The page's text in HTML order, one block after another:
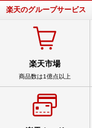
楽天のグループサービス
楽天市場
商品数は1億点以上